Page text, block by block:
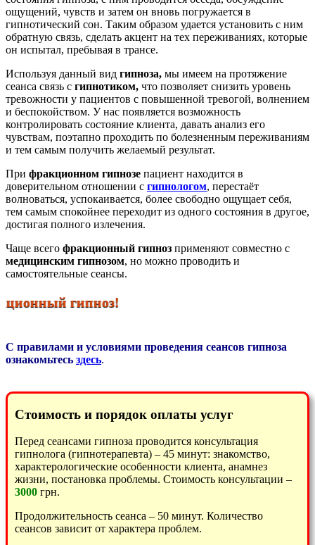
ощущений, чувств и затем он вновь погружается в
гипнотический сон. Таким образом удается установить с ним
обратную связь, сделать акцент на тех переживаниях, которые
он испытал, пребывая в трансе.
Используя данный вид гипноза, мы имеем на протяжение
сеанса связь с гипнотиком, что позволяет снизить уровень
тревожности у пациентов с повышенной тревогой, волнением
и беспокойством. У нас появляется возможность
контролировать состояние клиента, давать анализ его
чувствам, поэтапно проходить по болезненным переживаниям
и тем самым получить желаемый результат.
При фракционном гипнозе пациент находится в
доверительном отношении с гипнологом, перестаёт
волноваться, успокаивается, более свободно ощущает себя,
тем самым спокойнее переходит из одного состояния в другое,
достигая полного излечения.
Чаще всего фракционный гипноз применяют совместно с
медицинским гипнозом, но можно проводить и
самостоятельные сеансы.
гипноз!
С правилами и условиями проведения сеансов гипноза
ознакомьтесь здесь.
Стоимость и порядок оплаты услуг
Перед сеансами гипноза проводится консультация
гипнолога (гипнотерапевта) – 45 минут: знакомство,
характерологические особенности клиента, анамнез
жизни, постановка проблемы. Стоимость консультации –
3000 грн.
Продолжительность сеанса – 50 минут. Количество
сеансов зависит от характера проблем.